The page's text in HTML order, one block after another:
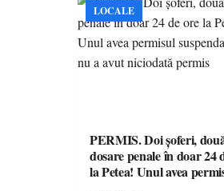
LOCALE
PERMIS. Doi șoferi,
dosare penale în doar 24
la Petea! Unul avea